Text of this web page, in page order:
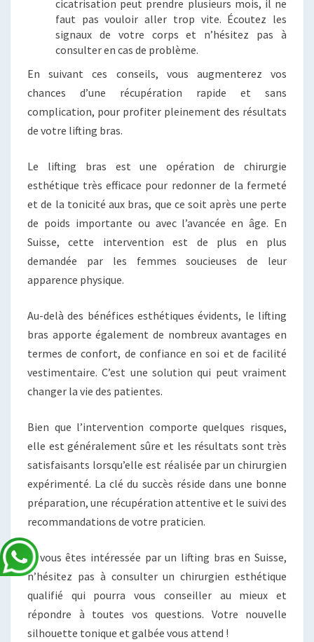
cicatrisation peut prendre plusieurs mois, il ne
faut pas vouloir aller trop vite. Écoutez les
signaux de votre corps et n’hésitez pas à
consulter en cas de problème.
En suivant ces conseils, vous augmenterez vos
chances d’une récupération rapide et sans
complication, pour profiter pleinement des résultats
de votre lifting bras.
Le lifting bras est une opération de chirurgie
esthétique très efficace pour redonner de la fermeté
et de la tonicité aux bras, que ce soit après une perte
de poids importante ou avec l’avancée en âge. En
Suisse, cette intervention est de plus en plus
demandée par les femmes soucieuses de leur
apparence physique.
Au-delà des bénéfices esthétiques évidents, le lifting
bras apporte également de nombreux avantages en
termes de confort, de confiance en soi et de facilité
vestimentaire. C’est une solution qui peut vraiment
changer la vie des patientes.
Bien que l’intervention comporte quelques risques,
elle est généralement sûre et les résultats sont très
satisfaisants lorsqu’elle est réalisée par un chirurgien
expérimenté. La clé du succès réside dans une bonne
préparation, une récupération attentive et le suivi des
recommandations de votre praticien.
Si vous êtes intéressée par un lifting bras en Suisse,
n’hésitez pas à consulter un chirurgien esthétique
qualifié qui pourra vous conseiller au mieux et
répondre à toutes vos questions. Votre nouvelle
silhouette tonique et galbée vous attend !